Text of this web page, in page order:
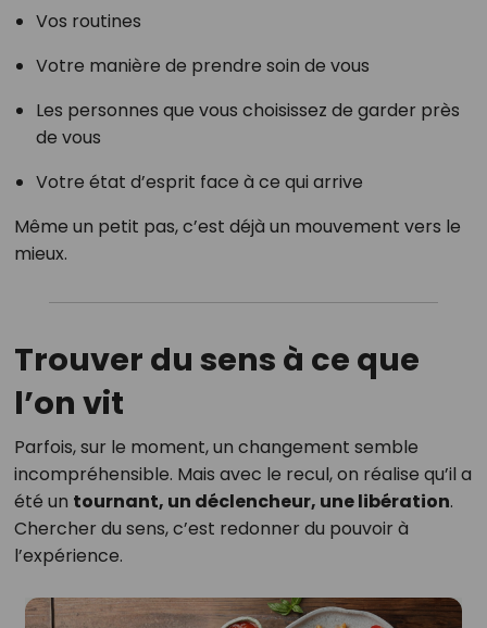
Vos routines
Votre manière de prendre soin de vous
Les personnes que vous choisissez de garder près
de vous
Votre état d’esprit face à ce qui arrive
Même un petit pas, c’est déjà un mouvement vers le
mieux.
Trouver du sens à ce que
l’on vit
Parfois, sur le moment, un changement semble
incompréhensible. Mais avec le recul, on réalise qu’il a
été un tournant, un déclencheur, une libération.
Chercher du sens, c’est redonner du pouvoir à
l’expérience.